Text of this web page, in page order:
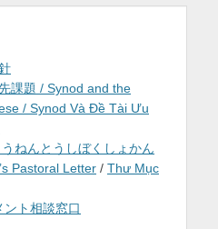
課題 / Synod and the
/ Synod Và Đề Tài Ưu
ねんとうしぼくしょかん
Pastoral Letter / Thư Mục
ント相談窓口